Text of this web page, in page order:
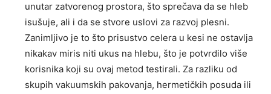
unutar zatvorenog prostora, što sprečava da se hleb
isušuje, ali i da se stvore uslovi za razvoj plesni.
Zanimljivo je to što prisustvo celera u kesi ne ostavlja
nikakav miris niti ukus na hlebu, što je potvrdilo više
korisnika koji su ovaj metod testirali. Za razliku od
skupih vakuumskih pakovanja, hermetičkih posuda ili